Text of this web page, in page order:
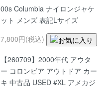
00s Columbia ナイロンジャケ
ット メンズ 表記Lサイズ
7,800円(税込)
【260709】2000年代 アウタ
ー コロンビア アウトドア カー
キ 中古品 USED #XL アメカジ